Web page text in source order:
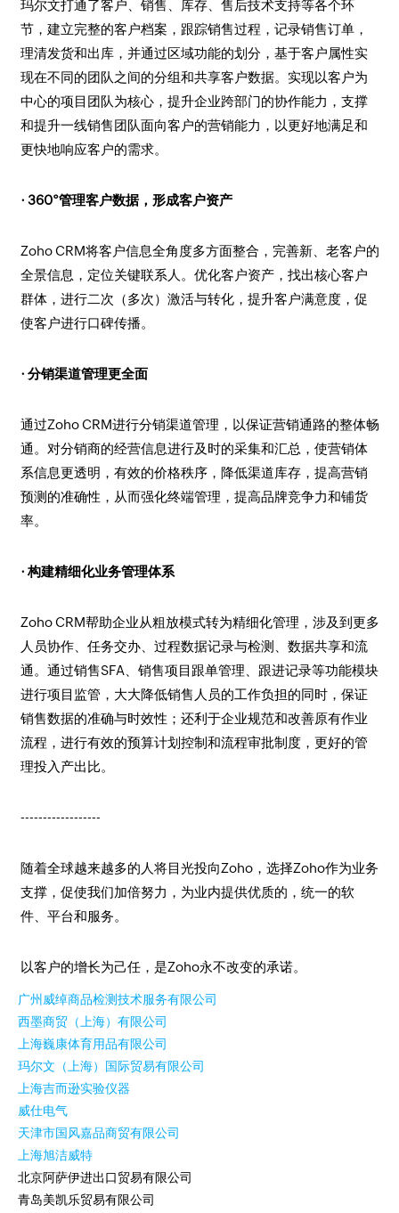
玛尔文打通了客户、销售、库存、售后技术支持等各个环
节，建立完整的客户档案，跟踪销售过程，记录销售订单，
理清发货和出库，并通过区域功能的划分，基于客户属性实
现在不同的团队之间的分组和共享客户数据。实现以客户为
中心的项目团队为核心，提升企业跨部门的协作能力，支撑
和提升一线销售团队面向客户的营销能力，以更好地满足和
更快地响应客户的需求。
· 360°管理客户数据，形成客户资产
Zoho CRM将客户信息全角度多方面整合，完善新、老客户的
全景信息，定位关键联系人。优化客户资产，找出核心客户
群体，进行二次（多次）激活与转化，提升客户满意度，促
使客户进行口碑传播。
· 分销渠道管理更全面
通过Zoho CRM进行分销渠道管理，以保证营销通路的整体畅
通。对分销商的经营信息进行及时的采集和汇总，使营销体
系信息更透明，有效的价格秩序，降低渠道库存，提高营销
预测的准确性，从而强化终端管理，提高品牌竞争力和铺货
率。
· 构建精细化业务管理体系
Zoho CRM帮助企业从粗放模式转为精细化管理，涉及到更多
人员协作、任务交办、过程数据记录与检测、数据共享和流
通。通过销售SFA、销售项目跟单管理、跟进记录等功能模块
进行项目监管，大大降低销售人员的工作负担的同时，保证
销售数据的准确与时效性；还利于企业规范和改善原有作业
流程，进行有效的预算计划控制和流程审批制度，更好的管
理投入产出比。
------------------
随着全球越来越多的人将目光投向Zoho，选择Zoho作为业务
支撑，促使我们加倍努力，为业内提供优质的，统一的软
件、平台和服务。
以客户的增长为己任，是Zoho永不改变的承诺。
广州威绰商品检测技术服务有限公司
西墨商贸（上海）有限公司
上海巍康体育用品有限公司
玛尔文（上海）国际贸易有限公司
上海吉而逊实验仪器
威仕电气
天津市国风嘉品商贸有限公司
上海旭洁威特
北京阿萨伊进出口贸易有限公司
青岛美凯乐贸易有限公司